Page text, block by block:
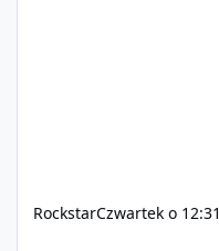
RockstarCzwartek o 12:31